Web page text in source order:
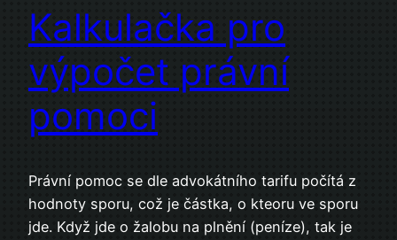
Kalkulačka pro
výpočet právní
pomoci
Právní pomoc se dle advokátního tarifu počítá z
hodnoty sporu, což je částka, o kteoru ve sporu
jde. Když jde o žalobu na plnění (peníze), tak je